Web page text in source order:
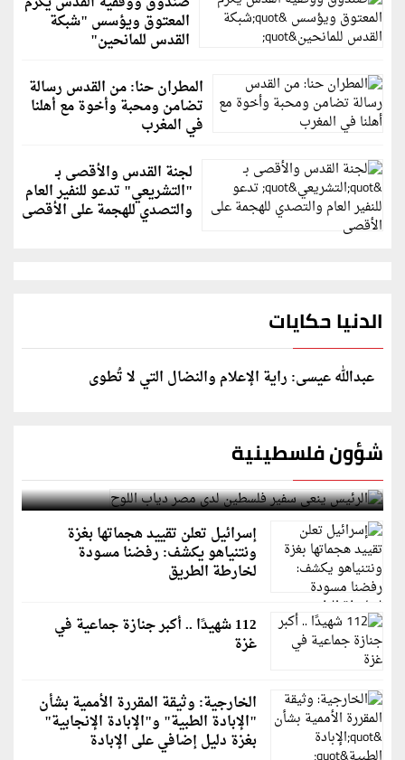
المعتوق ويؤسس "شبكة
القدس للمانحين"
المطران حنا: من القدس رسالة
تضامن ومحبة وأخوة مع أهلنا
في المغرب
لجنة القدس والأقصى بـ
"التشريعي" تدعو للنفير العام
والتصدي للهجمة على الأقصى
الدنيا حكايات
عبدالله عيسى: راية الإعلام والنضال التي لا تُطوى
شؤون فلسطينية
الرئيس ينعى سفير فلسطين لدى مصر دياب اللوح
إسرائيل تعلن تقييد هجماتها بغزة
ونتنياهو يكشف: رفضنا مسودة
لخارطة الطريق
112 شهيدًا .. أكبر جنازة جماعية في
غزة
الخارجية: وثيقة المقررة الأممية بشأن
"الإبادة الطبية" و"الإبادة الإنجابية"
بغزة دليل إضافي على الإبادة